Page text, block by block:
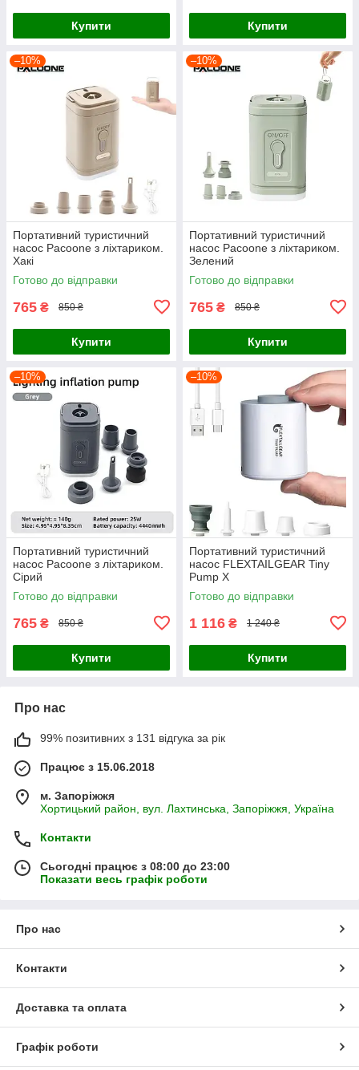
Купити Купити
–10%
Портативний туристичний
насос Pacoone з ліхтариком.
Хакі
Готово до відправки
765 ₴ 850 ₴
Купити
–10%
Портативний туристичний
насос Pacoone з ліхтариком.
Зелений
Готово до відправки
765 ₴ 850 ₴
Купити
–10%
Портативний туристичний
насос Pacoone з ліхтариком.
Сірий
Готово до відправки
765 ₴ 850 ₴
Купити
–10%
Портативний туристичний
насос FLEXTAILGEAR Tiny
Pump X
Готово до відправки
1 116 ₴ 1 240 ₴
Купити
Про нас
99% позитивних з 131 відгука за рік
Працює з 15.06.2018
м. Запоріжжя
Хортицький район, вул. Лахтинська, Запоріжжя, Україна
Контакти
Сьогодні працює з 08:00 до 23:00
Показати весь графік роботи
Про нас
Контакти
Доставка та оплата
Графік роботи